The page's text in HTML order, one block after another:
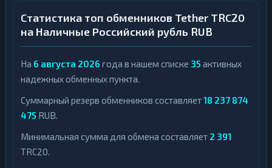
Статистика топ обменников Tether TRC20
на Наличные Российский рубль RUB
На 6 августа 2026 года в нашем списке 35 активных
надежных обменных пункта.
Суммарный резерв обменников составляет18 237 874
475 RUB.
Минимальная сумма для обмена составляет 2 391
TRC20.